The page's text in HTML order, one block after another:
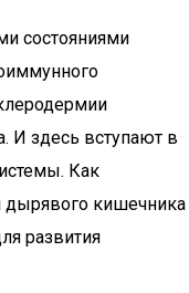
состояниями
И здесь вступают в
Как
дырявого кишечника
развития